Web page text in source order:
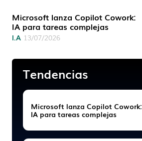
Microsoft lanza Copilot Cowork:
IA para tareas complejas
I.A 13/07/2026
Tendencias
Microsoft lanza Copilot Cowork:
IA para tareas complejas